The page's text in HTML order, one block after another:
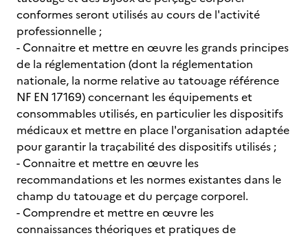
conformes seront utilisés au cours de l'activité
professionnelle ;
- Connaitre et mettre en œuvre les grands principes
de la réglementation (dont la réglementation
nationale, la norme relative au tatouage référence
NF EN 17169) concernant les équipements et
consommables utilisés, en particulier les dispositifs
médicaux et mettre en place l'organisation adaptée
pour garantir la traçabilité des dispositifs utilisés ;
- Connaitre et mettre en œuvre les
recommandations et les normes existantes dans le
champ du tatouage et du perçage corporel.
- Comprendre et mettre en œuvre les
connaissances théoriques et pratiques de